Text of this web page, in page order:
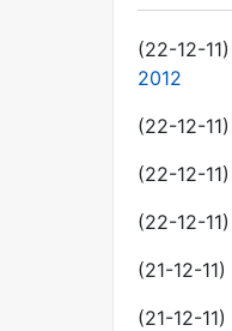
(22-12-11)
2012
(22-12-11)
(22-12-11)
(22-12-11)
(21-12-11)
(21-12-11)